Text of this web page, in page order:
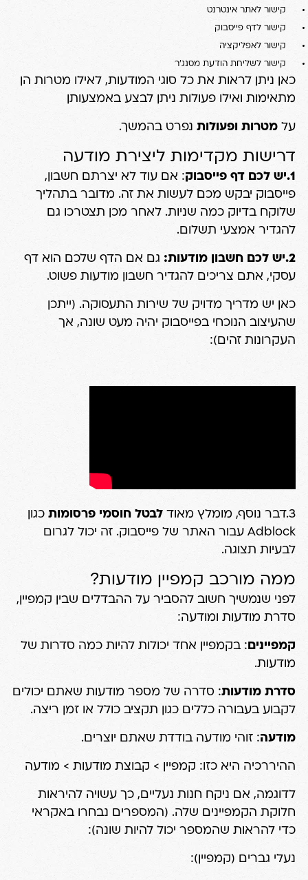
קישור לאתר אינטרנט
קישור לדף פייסבוק
קישור לאפליקציה
קישור לשליחת הודעת מסנג'ר
כאן ניתן לראות את כל סוגי המודעות, לאילו מטרות הן
מתאימות ואילו פעולות ניתן לבצע באמצעותן
על מטרות ופעולותנפרט בהמשך.
דרישות מקדימות ליצירת מודעה
1.יש לכם דף פייסבוק
: אם עוד לא יצרתם חשבון,
פייסבוק יבקש מכם לעשות את זה. מדובר בתהליך
שלוקח בדיוק כמה שניות. לאחר מכן תצטרכו גם
להגדיר אמצעי תשלום.
2.יש לכם חשבון מודעות:
גם אם הדף שלכם הוא דף
עסקי, אתם צריכים להגדיר חשבון מודעות פשוט.
כאן יש מדריך מדויק של שירות התעסוקה. (ייתכן
שהעיצוב הנוכחי בפייסבוק יהיה מעט שונה, אך
העקרונות זהים):
3.דבר נוסף, מומלץ מאוד לבטל חוסמי פרסומותכגון
Adblock עבור האתר של פייסבוק. זה יכול לגרום
לבעיות תצוגה.
ממה מורכב קמפיין מודעות?
לפני שנמשיך חשוב להסביר על ההבדלים שבין קמפיין,
סדרת מודעות ומודעה:
קמפיינים : בקמפיין אחד יכולות להיות כמה סדרות של
מודעות.
סדרת מודעות: סדרה של מספר מודעות שאתם יכולים
לקבוע בעבורה כללים כגון תקציב כולל או זמן ריצה.
מודעה: זוהי מודעה בודדת שאתם יוצרים.
ההיררכיה היא כזו: קמפיין > קבוצת מודעות > מודעה
לדוגמה, אם ניקח חנות נעליים, כך עשויה להיראות
חלוקת הקמפיינים שלה. (המספרים נבחרו באקראי
כדי להראות שהמספר יכול להיות שונה):
נעלי גברים (קמפיין):